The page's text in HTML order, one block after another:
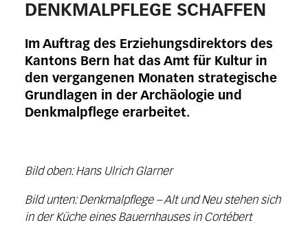
DENKMALPFLEGE SCHAFFEN
Im Auftrag des Erziehungsdirektors des
Kantons Bern hat das Amt für Kultur in
den vergangenen Monaten strategische
Grundlagen in der Archäologie und
Denkmalpflege erarbeitet.
Bild oben: Hans Ulrich Glarner
Bild unten: Denkmalpflege – Alt und Neu stehen sich
in der Küche eines Bauernhauses in Cortébert